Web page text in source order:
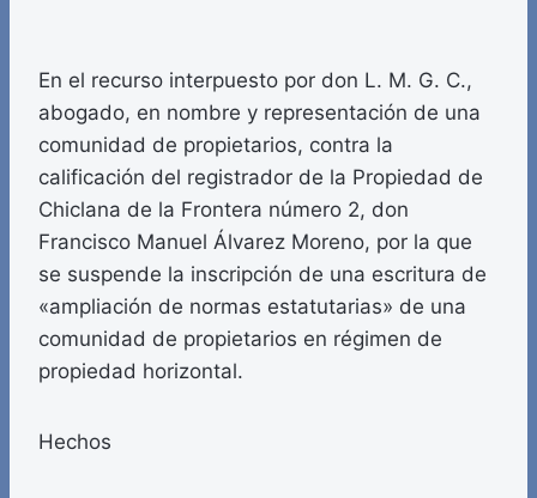
En el recurso interpuesto por don L. M. G. C.,
abogado, en nombre y representación de una
comunidad de propietarios, contra la
calificación del registrador de la Propiedad de
Chiclana de la Frontera número 2, don
Francisco Manuel Álvarez Moreno, por la que
se suspende la inscripción de una escritura de
«ampliación de normas estatutarias» de una
comunidad de propietarios en régimen de
propiedad horizontal.
Hechos